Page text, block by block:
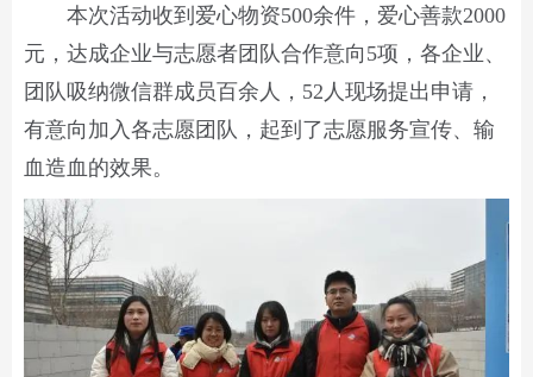
本次活动收到爱心物资500余件，爱心善款2000
元，达成企业与志愿者团队合作意向5项，各企业、
团队吸纳微信群成员百余人，52人现场提出申请，
有意向加入各志愿团队，起到了志愿服务宣传、输
血造血的效果。